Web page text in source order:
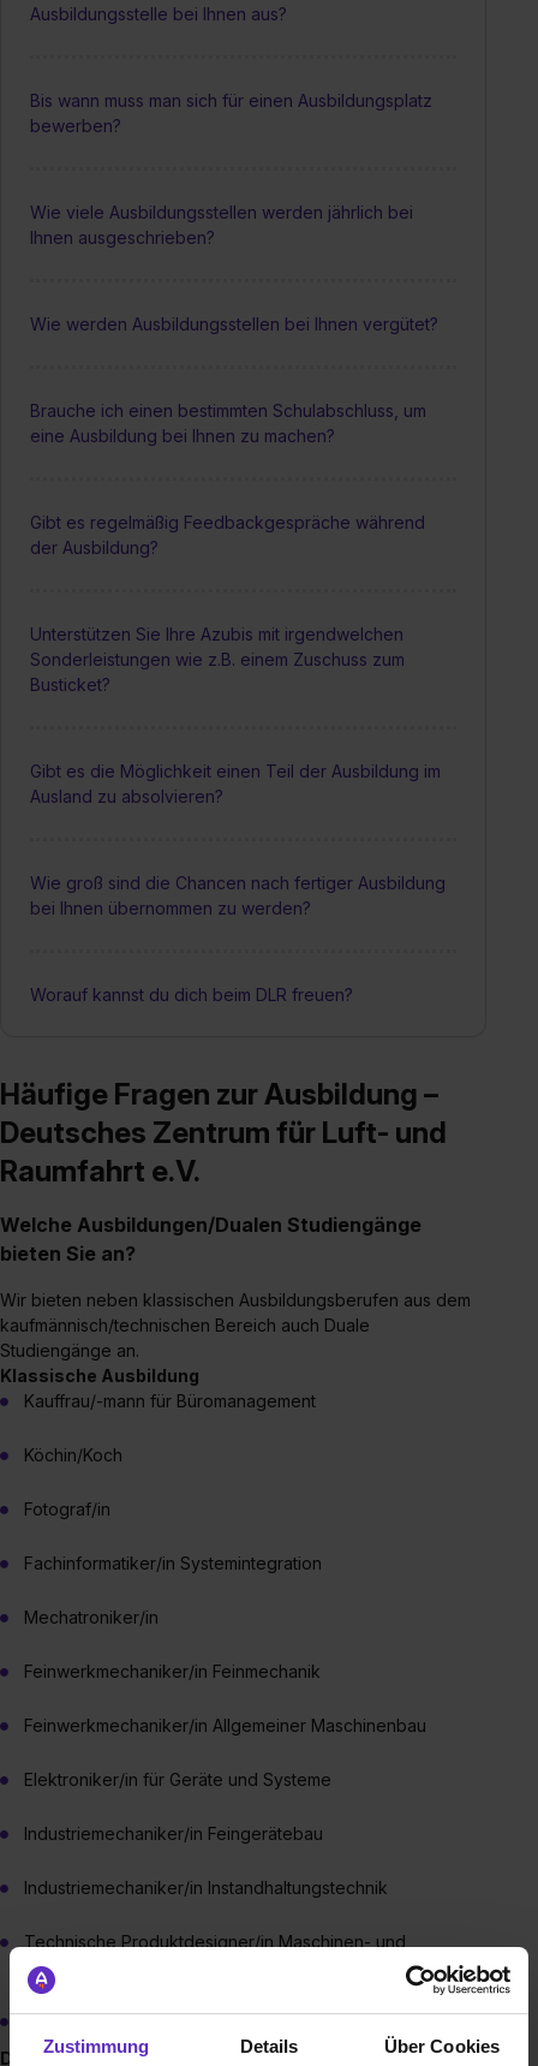
Zustimmung Details Über Cookies
Ausbildungsstelle bei Ihnen aus?
Bis wann muss man sich für einen Ausbildungsplatz
bewerben?
Wie viele Ausbildungsstellen werden jährlich bei
Ihnen ausgeschrieben?
Wie werden Ausbildungsstellen bei Ihnen vergütet?
Brauche ich einen bestimmten Schulabschluss, um
eine Ausbildung bei Ihnen zu machen?
Gibt es regelmäßig Feedbackgespräche während
der Ausbildung?
Unterstützen Sie Ihre Azubis mit irgendwelchen
Sonderleistungen wie z.B. einem Zuschuss zum
Busticket?
Gibt es die Möglichkeit einen Teil der Ausbildung im
Ausland zu absolvieren?
Wie groß sind die Chancen nach fertiger Ausbildung
bei Ihnen übernommen zu werden?
Worauf kannst du dich beim DLR freuen?
Häufige Fragen zur Ausbildung –
Deutsches Zentrum für Luft- und
Raumfahrt e.V.
Welche Ausbildungen/Dualen Studiengänge
bieten Sie an?
Wir bieten neben klassischen Ausbildungsberufen aus dem
kaufmännisch/technischen Bereich auch Duale
Studiengänge an.
Klassische Ausbildung
Kauffrau/-mann für Büromanagement
Köchin/Koch
Fotograf/in
Fachinformatiker/in Systemintegration
Mechatroniker/in
Feinwerkmechaniker/in Feinmechanik
Feinwerkmechaniker/in Allgemeiner Maschinenbau
Elektroniker/in für Geräte und Systeme
Industriemechaniker/in Feingerätebau
Industriemechaniker/in Instandhaltungstechnik
Technische Produktdesigner/in Maschinen- und
Anlagenkonstruktion
Kunststoff- und Kautschuktechnologe/in
Duales Studium